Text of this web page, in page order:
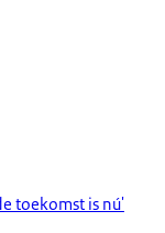
toekomst is nú'